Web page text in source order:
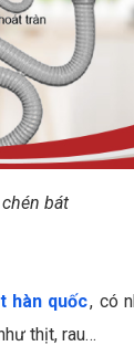
bát
hàn quốc, có
thịt, rau…